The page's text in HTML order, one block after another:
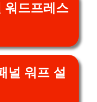
워드프레스
널 워프 설